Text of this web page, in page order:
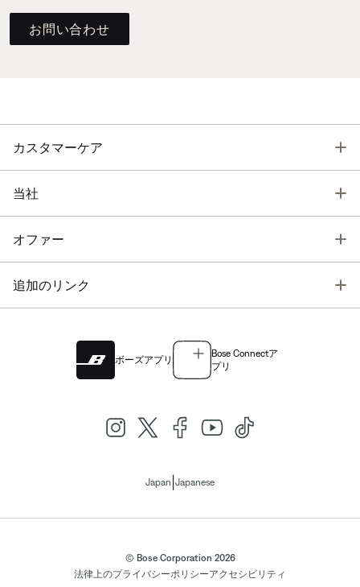
お問い合わせ
カスタマーケア
当社
オファー
追加のリンク
ボーズアプリ
Bose Connectア
プリ
Japan Japanese
© Bose Corporation 2026
法律上のプライバシーポリシーアクセシビリティ